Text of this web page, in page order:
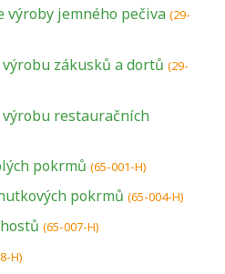
výroby jemného pečiva (29-
zákusků a dortů (29-
restauračních
pokrmů (65-001-H)
pokrmů (65-004-H)
(65-007-H)
H)